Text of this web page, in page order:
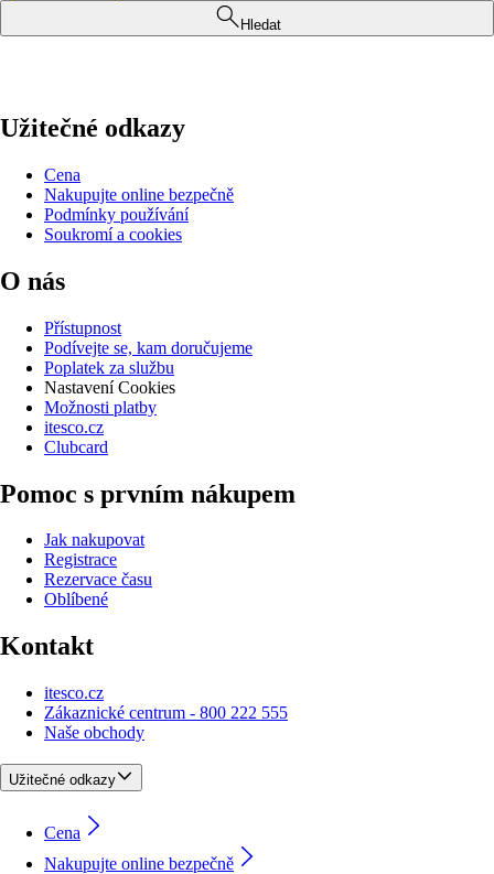
Hledat
Užitečné odkazy
Cena
Nakupujte online bezpečně
Podmínky používání
Soukromí a cookies
O nás
Přístupnost
Podívejte se, kam doručujeme
Poplatek za službu
Nastavení Cookies
Možnosti platby
itesco.cz
Clubcard
Pomoc s prvním nákupem
Jak nakupovat
Registrace
Rezervace času
Oblíbené
Kontakt
itesco.cz
Zákaznické centrum - 800 222 555
Naše obchody
Užitečné odkazy
Cena
Nakupujte online bezpečně